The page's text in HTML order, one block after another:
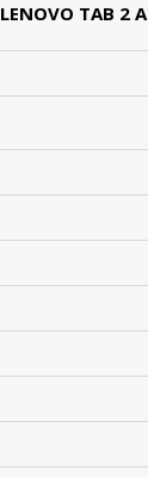
LENOVO TAB 2